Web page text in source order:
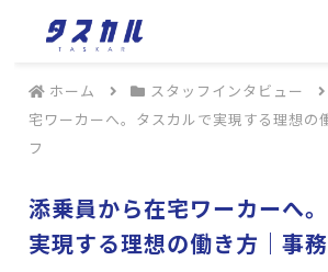
ホーム スタッフインタビュー
宅ワーカーへ。タスカルで実現する理想の
フ
添乗員から在宅ワーカーへ
実現する理想の働き方｜事